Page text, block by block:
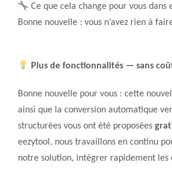
Ce que cela change pour vous dans
Bonne nouvelle : vous n’avez rien à
Plus de fonctionnalités — sans
Bonne nouvelle pour vous : cette
ainsi que la conversion automatique
structurées vous ont été proposées
eezytool, nous travaillons en continu
notre solution, intégrer rapidement les